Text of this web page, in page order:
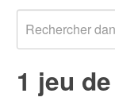
1 jeu